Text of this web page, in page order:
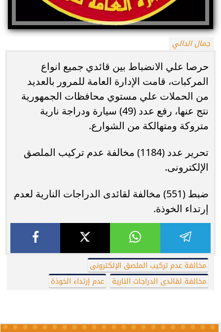
جمال الدالي
حرصا علي الانضباط بين قائدي جميع انواع
المركبات، قامت الإدارة العامة للمرور بالعديد
من الحملات علي مستوي محافظات الجمهورية
نتج عنها، رفع عدد (49) سيارة ودراجة نارية
متروكة ومتهالكة من الشوارع.
تحرير عدد (1184) مخالفة عدم تركيب الملصق
الإلكترونى.
ضبط (551) مخالفة لقائدى الدراجات النارية لعدم
إرتداء الخوذة.
مخالفة عدم تركيب الملصق الإلكترونى
مخالفة لقائدى الدراجات النارية
عدم إرتداء الخوذة